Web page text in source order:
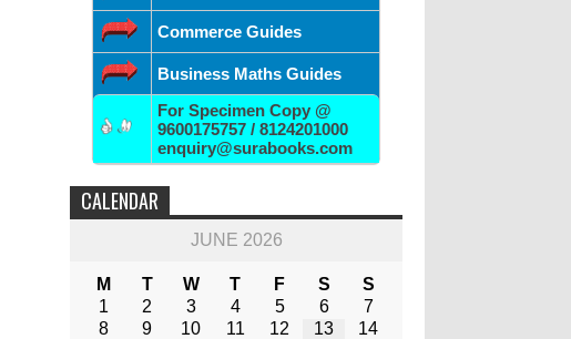
Commerce Guides
Business Maths Guides
For Specimen Copy @
9600175757 / 8124201000
enquiry@surabooks.com
CALENDAR
JUNE 2026
M T W T F S
S
1
2 3 4 5 6
7
8
9 10 11 12 13
14